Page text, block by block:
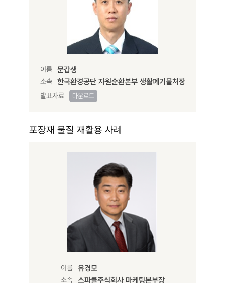
이름 문갑생
소속 한국환경공단 자원순환본부 생활폐기물처장
발표자료 다운로드
포장재 물질 재활용 사례
이름 유경모
소속 스파클주식회사 마케팅본부장